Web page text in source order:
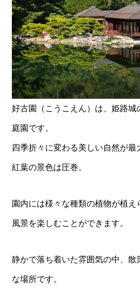
好古園（こうこえん）は、姫路
庭園です。
四季折々に変わる美しい自然が
紅葉の景色は圧巻。
園内には様々な種類の植物が植
風景を楽しむことができます。
静かで落ち着いた雰囲気の中、
な場所です。